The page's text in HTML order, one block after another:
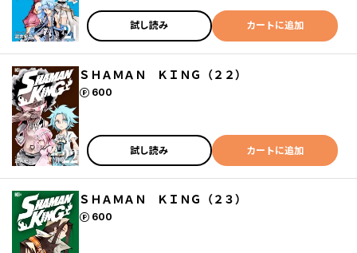
試し読み カートに追加
ＳＨＡＭＡＮ ＫＩＮＧ（２２）
600
ポイント
試し読み カートに追加
ＳＨＡＭＡＮ ＫＩＮＧ（２３）
600
ポイント